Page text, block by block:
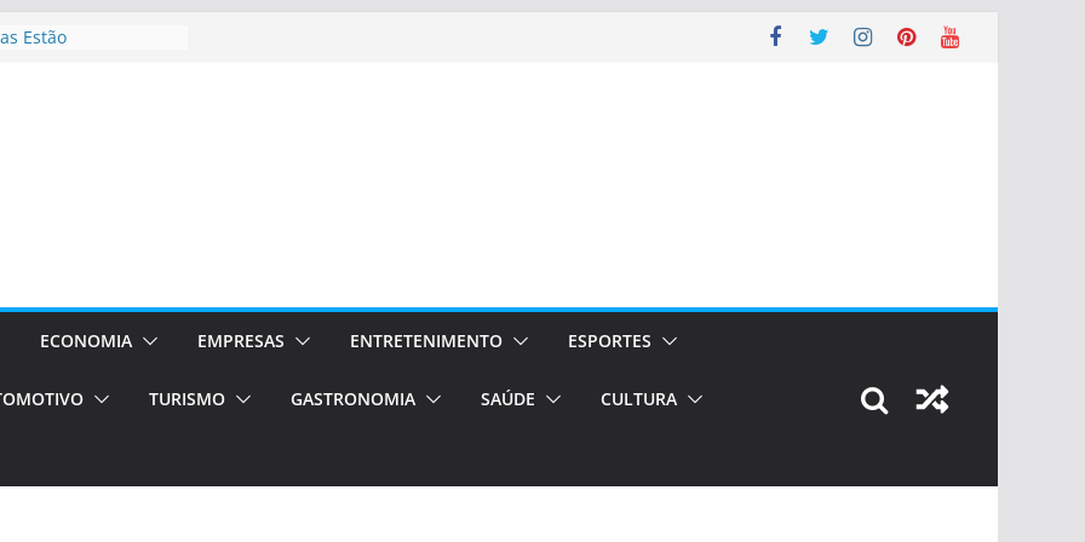
Estão
em Porto
de transfer,
de alto padrão
bolsas –
para o segundo
únicas e
de volta!
ECONOMIA EMPRESAS ENTRETENIMENTO ESPORTES
TURISMO GASTRONOMIA SAÚDE CULTURA